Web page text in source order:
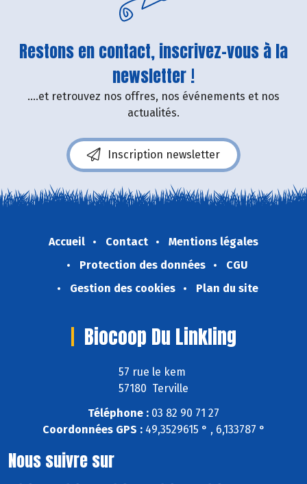
Restons en contact, inscrivez-vous à la
newsletter !
....et retrouvez nos offres, nos événements et nos
actualités.
Inscription newsletter
Accueil Contact
Mentions légales
Protection des données
CGU
Gestion des cookies
Plan du site
Biocoop Du Linkling
57 rue le kem
57180 Terville
Téléphone : 03 82 90 71 27
Coordonnées GPS :49,3529615 ° , 6,133787 °
Nous suivre sur